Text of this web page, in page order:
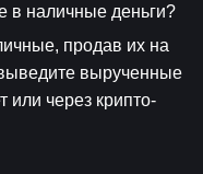
в наличные деньги?
продав их на
вырученные
или через крипто-